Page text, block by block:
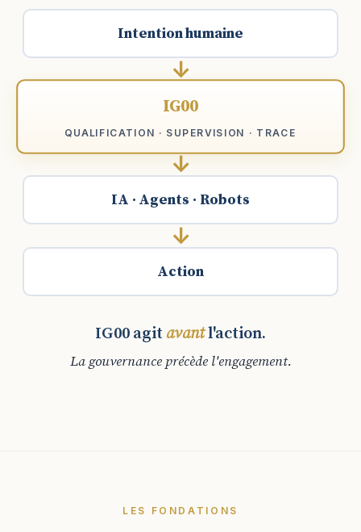
Intention humaine
↓
IG00
QUALIFICATION · SUPERVISION · TRACE
↓
IA · Agents · Robots
↓
Action
IG00 agit avantl'action.
La gouvernance précède l'engagement.
LES FONDATIONS